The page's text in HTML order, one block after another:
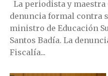
denuncia formal contra
ministro de Educación
Santos Badía. La denuncia fue interpuesta ante la
Fiscalía...